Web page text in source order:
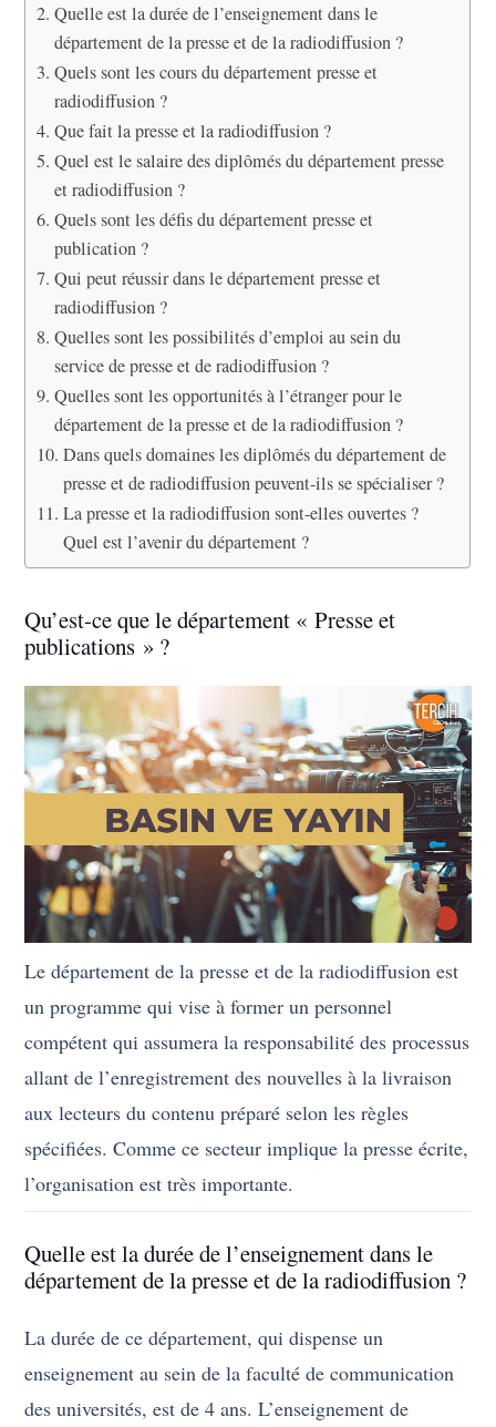
Quelle est la durée de l’enseignement dans le
département de la presse et de la radiodiffusion ?
Quels sont les cours du département presse et
radiodiffusion ?
Que fait la presse et la radiodiffusion ?
Quel est le salaire des diplômés du département presse
et radiodiffusion ?
Quels sont les défis du département presse et
publication ?
Qui peut réussir dans le département presse et
radiodiffusion ?
Quelles sont les possibilités d’emploi au sein du
service de presse et de radiodiffusion ?
Quelles sont les opportunités à l’étranger pour le
département de la presse et de la radiodiffusion ?
Dans quels domaines les diplômés du département de
presse et de radiodiffusion peuvent-ils se spécialiser ?
La presse et la radiodiffusion sont-elles ouvertes ?
Quel est l’avenir du département ?
Qu’est-ce que le département « Presse et
publications » ?
Le département de la presse et de la radiodiffusion est
un programme qui vise à former un personnel
compétent qui assumera la responsabilité des processus
allant de l’enregistrement des nouvelles à la livraison
aux lecteurs du contenu préparé selon les règles
spécifiées. Comme ce secteur implique la presse écrite,
l’organisation est très importante.
Quelle est la durée de l’enseignement dans le
département de la presse et de la radiodiffusion ?
La durée de ce département, qui dispense un
enseignement au sein de la faculté de communication
des universités, est de 4 ans. L’enseignement de